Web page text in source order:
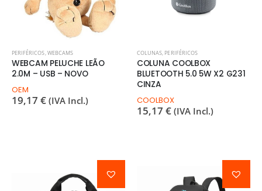
PERIFÉRICOS,WEBCAMS
WEBCAM PELUCHE LEÃO
2.0M – USB – NOVO
OEM
19,17 € (IVA Incl.)
COLUNAS, PERIFÉRICOS
COLUNA COOLBOX
BLUETOOTH 5.0 5W X2 G231
CINZA
COOLBOX
15,17 € (IVA Incl.)